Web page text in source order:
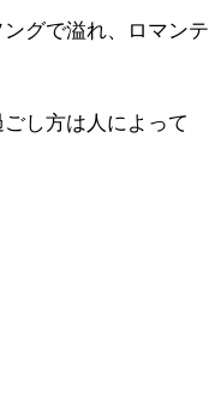
グで溢れ、ロマンテ
し方は人によって